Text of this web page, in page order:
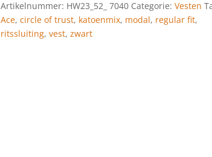
aantal
Artikelnummer: HW23_52_ 7040 Categorie:Vesten
Ace,circle of trust, katoenmix, modal, regular fit,
ritssluiting,vest,zwart